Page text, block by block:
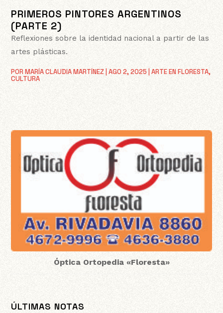
PRIMEROS PINTORES ARGENTINOS
(PARTE 2)
PORMARÍA CLAUDIA MARTÍNEZ |AGO 2, 2025 |ARTE EN FLORESTA,
CULTURA
Reflexiones sobre la identidad nacional a partir de las
artes plásticas.
Óptica Ortopedia «Floresta»
ÚLTIMAS NOTAS